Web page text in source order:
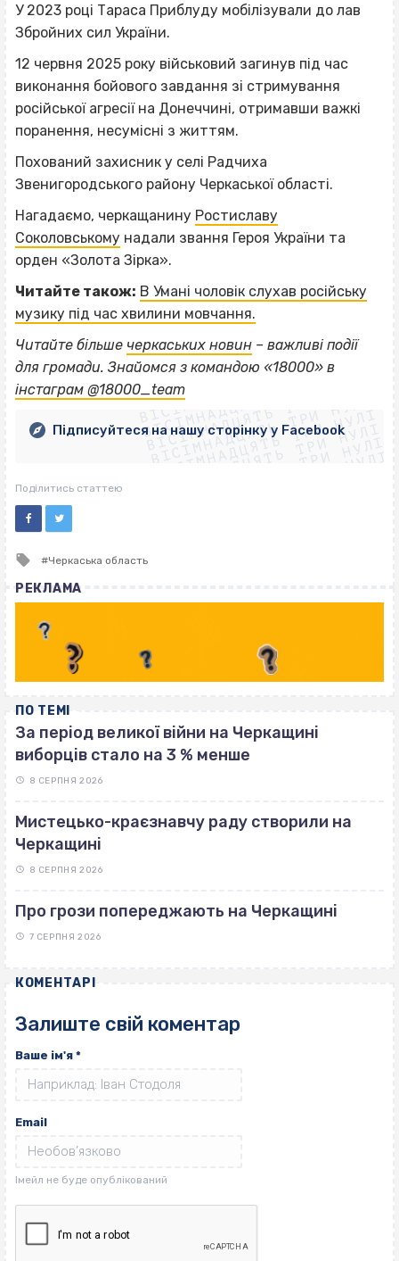
У 2023 році Тараса Приблуду мобілізували до лав
Збройних сил України.
12 червня 2025 року військовий загинув під час
виконання бойового завдання зі стримування
російської агресії на Донеччині, отримавши важкі
поранення, несумісні з життям.
Похований захисник у селі Радчиха
Звенигородського району Черкаської області.
Нагадаємо, черкащанину Ростиславу
Соколовському надали звання Героя України та
орден «Золота Зірка».
Читайте також: В Умані чоловік слухав російську
музику під час хвилини мовчання.
Читайте більше черкаських новин – важливі події
для громади. Знайомся з командою «18000» в
інстаграм @18000_teamВІСІМНАДЦЯТЬ ТРИ НУЛІ
ВІСІМНАДЦЯТЬ ТРИ НУЛІ
ВІСІМНАДЦЯТЬ ТРИ НУЛІ
ВІСІМНАДЦЯТЬ ТРИ НУЛІ
ВІСІМНАДЦЯТЬ ТРИ НУЛІ
ВІСІМНАДЦЯТЬ ТРИ НУЛІ
ВІСІМНАДЦЯТЬ ТРИ НУЛІ
ВІСІМНАДЦЯТЬ ТРИ НУЛІ
Підписуйтеся на нашу сторінку у Facebook
Поділитись статтею
Tagged
Черкаська область
РЕКЛАМА
ПО ТЕМІ
За період великої війни на Черкащині
виборців стало на 3 % менше
8 СЕРПНЯ 2026
Мистецько-краєзнавчу раду створили на
Черкащині
8 СЕРПНЯ 2026
Про грози попереджають на Черкащині
7 СЕРПНЯ 2026
КОМЕНТАРІ
Залиште свій коментар
Ваше ім'я *
Email